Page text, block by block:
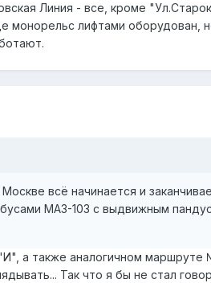
Линия - все, кроме
лифтами оборудован,
всё начинается и
МАЗ-103 с выдвижным
а также аналогичном
Так что я бы не стал